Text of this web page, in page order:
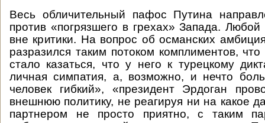
Весь обличительный пафос Путина
против «погрязшего в грехах» Запада. Любой
вне критики. На вопрос об османских
разразился таким потоком комплиментов,
стало казаться, что у него к турецкому
личная симпатия, а, возможно, и нечто
человек гибкий», «президент Эрдоган
внешнюю политику, не реагируя ни на какое
партнером не просто приятно, с таким